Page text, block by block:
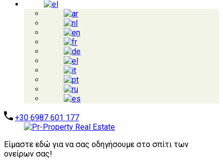
+30 6987 601 177
Είμαστε εδώ για να σας οδηγήσουμε στο σπίτι των
ονείρων σας!